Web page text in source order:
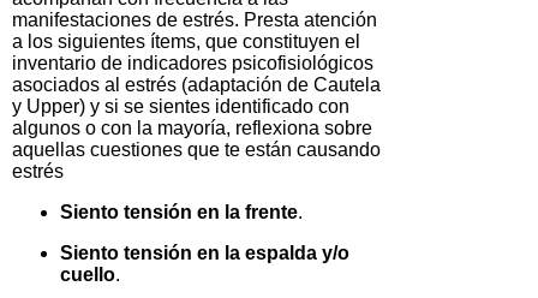
manifestaciones de estrés. Presta atención
a los siguientes ítems, que constituyen el
inventario de indicadores psicofisiológicos
asociados al estrés (adaptación de Cautela
y Upper) y si se sientes identificado con
algunos o con la mayoría, reflexiona sobre
aquellas cuestiones que te están causando
estrés
Siento tensión en la frente.
Siento tensión en la espalda y/o
cuello.